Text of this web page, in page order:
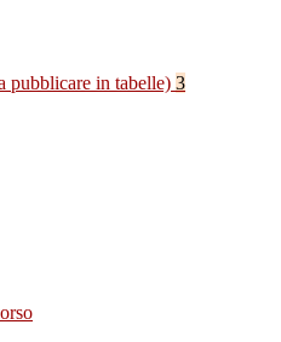
pubblicare in tabelle) 3